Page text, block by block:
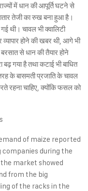
में धान की आपूर्ति घटने से
तेजी का रुख बना हुआ है।
थी। चावल भी क्वालिटी
होने की खबर थी, आगे भी
से धान की तैयार होने
गया है तथा कटाई भी बाधित
के बासमती प्रजाति के चावल
रहना चाहिए, क्योंकि फसल को
of maize reported
during the
market showed
from the big
of the racks in the